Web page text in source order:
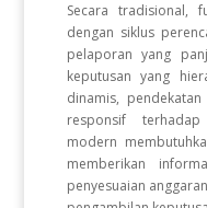
Secara tradisional,
dengan siklus
pelaporan yang
keputusan yang
dinamis,
responsif
modern
memberikan
penyesuaian